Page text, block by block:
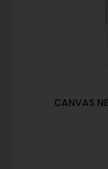
CANVAS